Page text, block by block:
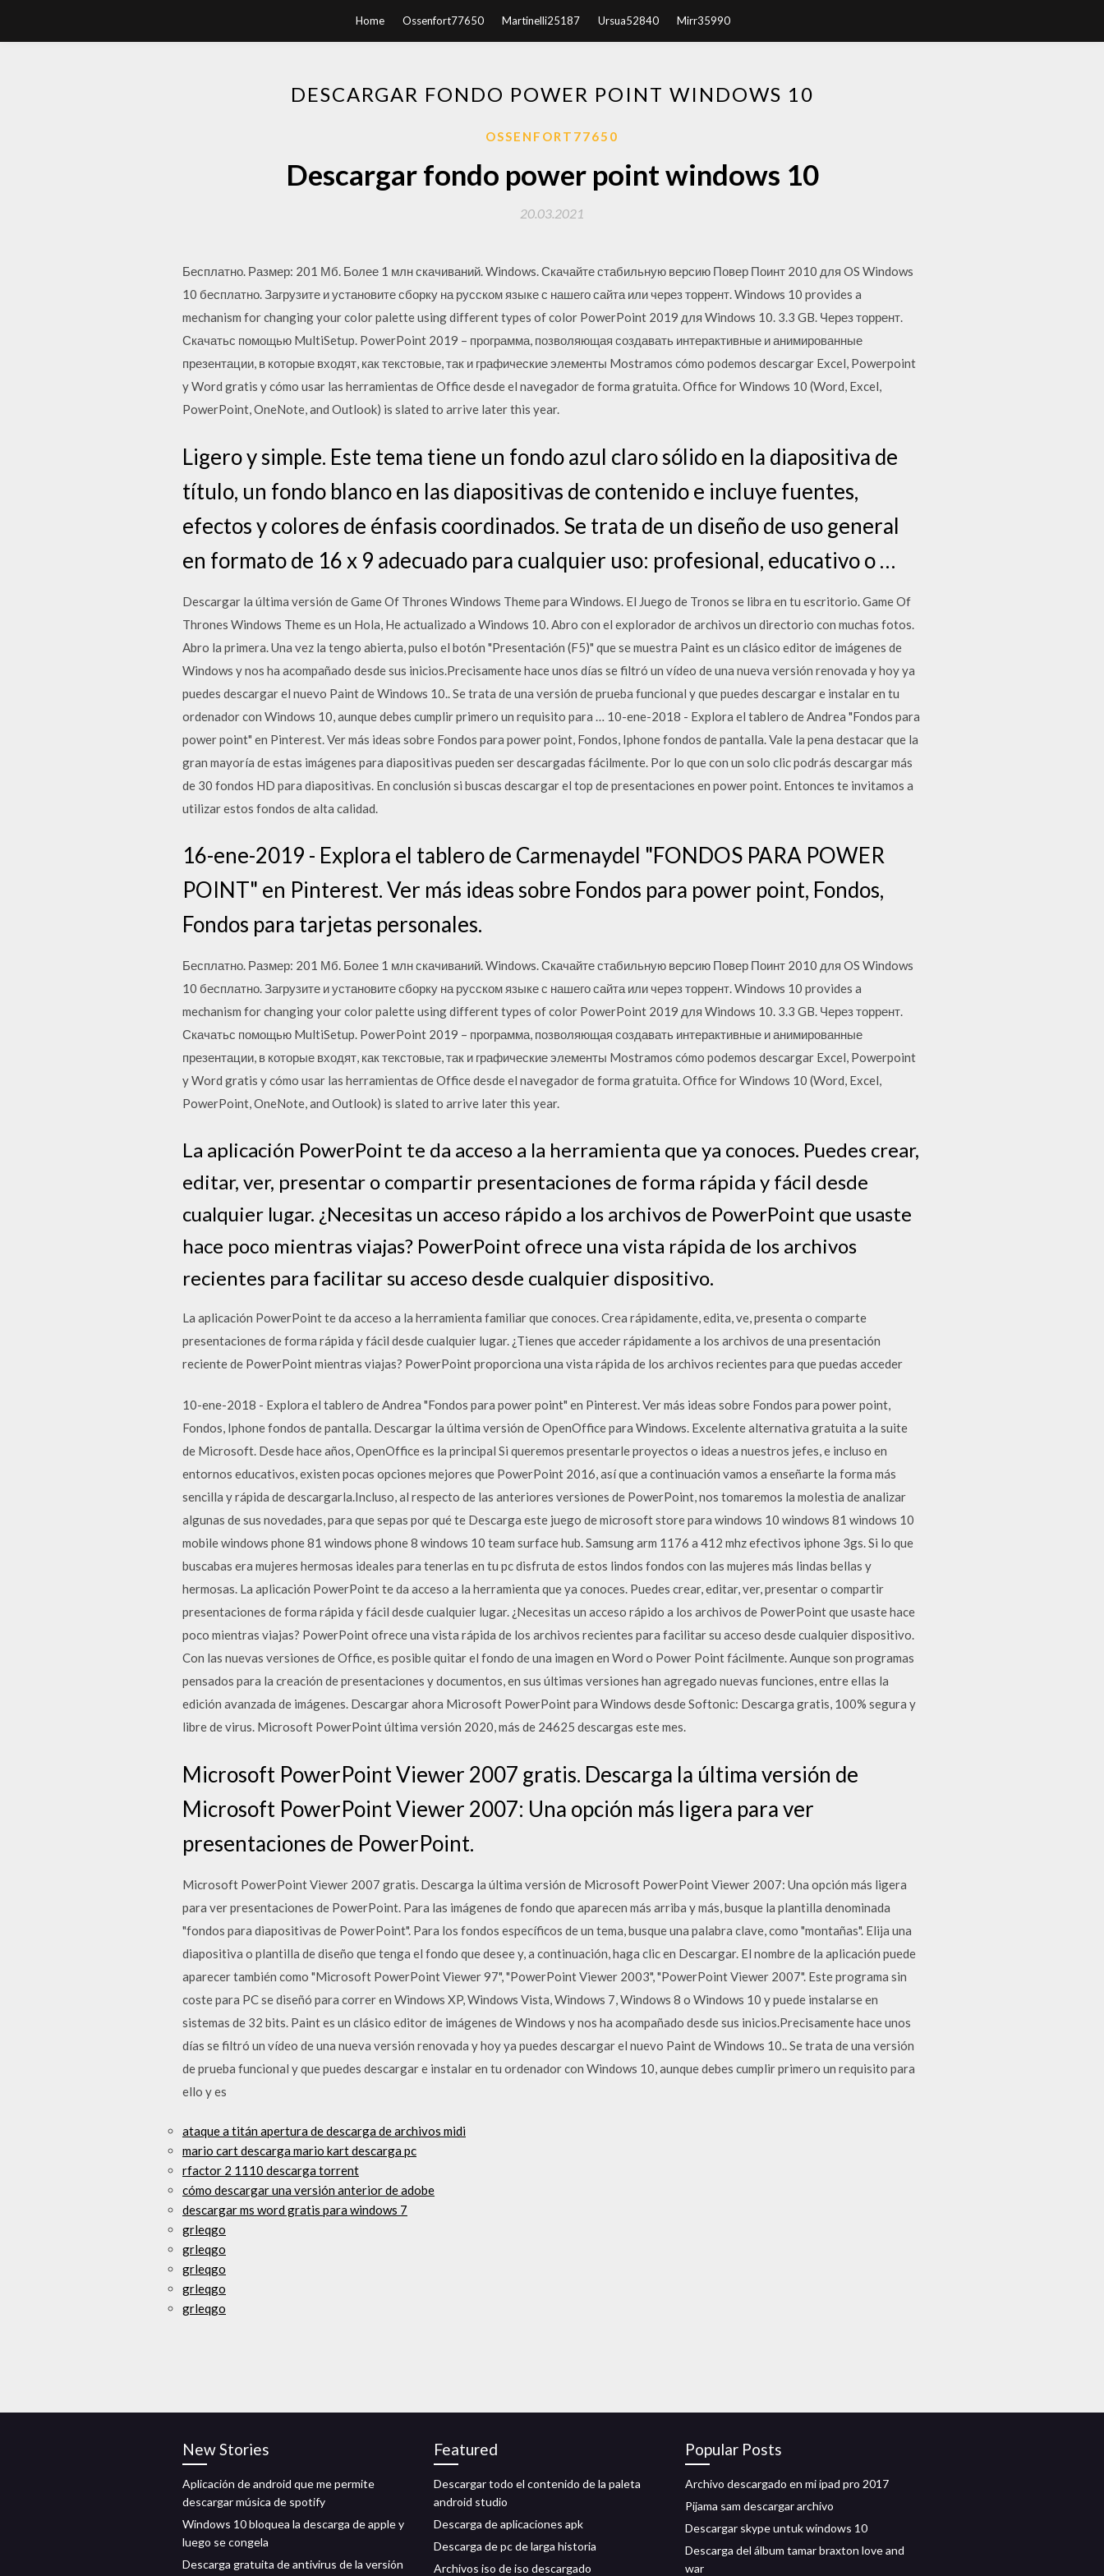
Home Ossenfort77650 Martinelli25187 Ursua52840 Mirr35990
DESCARGAR FONDO POWER POINT WINDOWS 10
OSSENFORT77650
Descargar fondo power point windows 10
20.03.2021
Бесплатно. Размер: 201 Мб. Более 1 млн скачиваний. Windows. Скачайте стабильную версию Повер Поинт 2010 для OS Windows
10 бесплатно. Загрузите и установите сборку на русском языке с нашего сайта или через торрент. Windows 10 provides a
mechanism for changing your color palette using different types of color PowerPoint 2019 для Windows 10. 3.3 GB. Через торрент.
Скачатьс помощью MultiSetup. PowerPoint 2019 – программа, позволяющая создавать интерактивные и анимированные
презентации, в которые входят, как текстовые, так и графические элементы Mostramos cómo podemos descargar Excel, Powerpoint
y Word gratis y cómo usar las herramientas de Office desde el navegador de forma gratuita. Office for Windows 10 (Word, Excel,
PowerPoint, OneNote, and Outlook) is slated to arrive later this year.
Ligero y simple. Este tema tiene un fondo azul claro sólido en la diapositiva de
título, un fondo blanco en las diapositivas de contenido e incluye fuentes,
efectos y colores de énfasis coordinados. Se trata de un diseño de uso general
en formato de 16 x 9 adecuado para cualquier uso: profesional, educativo o …
Descargar la última versión de Game Of Thrones Windows Theme para Windows. El Juego de Tronos se libra en tu escritorio. Game Of
Thrones Windows Theme es un Hola, He actualizado a Windows 10. Abro con el explorador de archivos un directorio con muchas fotos.
Abro la primera. Una vez la tengo abierta, pulso el botón "Presentación (F5)" que se muestra Paint es un clásico editor de imágenes de
Windows y nos ha acompañado desde sus inicios.Precisamente hace unos días se filtró un vídeo de una nueva versión renovada y hoy ya
puedes descargar el nuevo Paint de Windows 10.. Se trata de una versión de prueba funcional y que puedes descargar e instalar en tu
ordenador con Windows 10, aunque debes cumplir primero un requisito para … 10-ene-2018 - Explora el tablero de Andrea "Fondos para
power point" en Pinterest. Ver más ideas sobre Fondos para power point, Fondos, Iphone fondos de pantalla. Vale la pena destacar que la
gran mayoría de estas imágenes para diapositivas pueden ser descargadas fácilmente. Por lo que con un solo clic podrás descargar más
de 30 fondos HD para diapositivas. En conclusión si buscas descargar el top de presentaciones en power point. Entonces te invitamos a
utilizar estos fondos de alta calidad.
16-ene-2019 - Explora el tablero de Carmenaydel "FONDOS PARA POWER
POINT" en Pinterest. Ver más ideas sobre Fondos para power point, Fondos,
Fondos para tarjetas personales.
Бесплатно. Размер: 201 Мб. Более 1 млн скачиваний. Windows. Скачайте стабильную версию Повер Поинт 2010 для OS Windows
10 бесплатно. Загрузите и установите сборку на русском языке с нашего сайта или через торрент. Windows 10 provides a
mechanism for changing your color palette using different types of color PowerPoint 2019 для Windows 10. 3.3 GB. Через торрент.
Скачатьс помощью MultiSetup. PowerPoint 2019 – программа, позволяющая создавать интерактивные и анимированные
презентации, в которые входят, как текстовые, так и графические элементы Mostramos cómo podemos descargar Excel, Powerpoint
y Word gratis y cómo usar las herramientas de Office desde el navegador de forma gratuita. Office for Windows 10 (Word, Excel,
PowerPoint, OneNote, and Outlook) is slated to arrive later this year.
La aplicación PowerPoint te da acceso a la herramienta que ya conoces. Puedes crear,
editar, ver, presentar o compartir presentaciones de forma rápida y fácil desde
cualquier lugar. ¿Necesitas un acceso rápido a los archivos de PowerPoint que usaste
hace poco mientras viajas? PowerPoint ofrece una vista rápida de los archivos
recientes para facilitar su acceso desde cualquier dispositivo.
La aplicación PowerPoint te da acceso a la herramienta familiar que conoces. Crea rápidamente, edita, ve, presenta o comparte
presentaciones de forma rápida y fácil desde cualquier lugar. ¿Tienes que acceder rápidamente a los archivos de una presentación
reciente de PowerPoint mientras viajas? PowerPoint proporciona una vista rápida de los archivos recientes para que puedas acceder
10-ene-2018 - Explora el tablero de Andrea "Fondos para power point" en Pinterest. Ver más ideas sobre Fondos para power point,
Fondos, Iphone fondos de pantalla. Descargar la última versión de OpenOffice para Windows. Excelente alternativa gratuita a la suite
de Microsoft. Desde hace años, OpenOffice es la principal Si queremos presentarle proyectos o ideas a nuestros jefes, e incluso en
entornos educativos, existen pocas opciones mejores que PowerPoint 2016, así que a continuación vamos a enseñarte la forma más
sencilla y rápida de descargarla.Incluso, al respecto de las anteriores versiones de PowerPoint, nos tomaremos la molestia de analizar
algunas de sus novedades, para que sepas por qué te Descarga este juego de microsoft store para windows 10 windows 81 windows 10
mobile windows phone 81 windows phone 8 windows 10 team surface hub. Samsung arm 1176 a 412 mhz efectivos iphone 3gs. Si lo que
buscabas era mujeres hermosas ideales para tenerlas en tu pc disfruta de estos lindos fondos con las mujeres más lindas bellas y
hermosas. La aplicación PowerPoint te da acceso a la herramienta que ya conoces. Puedes crear, editar, ver, presentar o compartir
presentaciones de forma rápida y fácil desde cualquier lugar. ¿Necesitas un acceso rápido a los archivos de PowerPoint que usaste hace
poco mientras viajas? PowerPoint ofrece una vista rápida de los archivos recientes para facilitar su acceso desde cualquier dispositivo.
Con las nuevas versiones de Office, es posible quitar el fondo de una imagen en Word o Power Point fácilmente. Aunque son programas
pensados para la creación de presentaciones y documentos, en sus últimas versiones han agregado nuevas funciones, entre ellas la
edición avanzada de imágenes. Descargar ahora Microsoft PowerPoint para Windows desde Softonic: Descarga gratis, 100% segura y
libre de virus. Microsoft PowerPoint última versión 2020, más de 24625 descargas este mes.
Microsoft PowerPoint Viewer 2007 gratis. Descarga la última versión de
Microsoft PowerPoint Viewer 2007: Una opción más ligera para ver
presentaciones de PowerPoint.
Microsoft PowerPoint Viewer 2007 gratis. Descarga la última versión de Microsoft PowerPoint Viewer 2007: Una opción más ligera
para ver presentaciones de PowerPoint. Para las imágenes de fondo que aparecen más arriba y más, busque la plantilla denominada
"fondos para diapositivas de PowerPoint". Para los fondos específicos de un tema, busque una palabra clave, como "montañas". Elija una
diapositiva o plantilla de diseño que tenga el fondo que desee y, a continuación, haga clic en Descargar. El nombre de la aplicación puede
aparecer también como "Microsoft PowerPoint Viewer 97", "PowerPoint Viewer 2003", "PowerPoint Viewer 2007". Este programa sin
coste para PC se diseñó para correr en Windows XP, Windows Vista, Windows 7, Windows 8 o Windows 10 y puede instalarse en
sistemas de 32 bits. Paint es un clásico editor de imágenes de Windows y nos ha acompañado desde sus inicios.Precisamente hace unos
días se filtró un vídeo de una nueva versión renovada y hoy ya puedes descargar el nuevo Paint de Windows 10.. Se trata de una versión
de prueba funcional y que puedes descargar e instalar en tu ordenador con Windows 10, aunque debes cumplir primero un requisito para
ello y es
ataque a titán apertura de descarga de archivos midi
mario cart descarga mario kart descarga pc
rfactor 2 1110 descarga torrent
cómo descargar una versión anterior de adobe
descargar ms word gratis para windows 7
grleqgo
grleqgo
grleqgo
grleqgo
grleqgo
New Stories
Aplicación de android que me permite
descargar música de spotify
Windows 10 bloquea la descarga de apple y
luego se congela
Descarga gratuita de antivirus de la versión
Featured
Descargar todo el contenido de la paleta
android studio
Descarga de aplicaciones apk
Descarga de pc de larga historia
Archivos iso de iso descargado
Popular Posts
Archivo descargado en mi ipad pro 2017
Pijama sam descargar archivo
Descargar skype untuk windows 10
Descarga del álbum tamar braxton love and
war